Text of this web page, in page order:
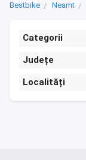
Bestbike Neamt
Categorii
Județe
Localități